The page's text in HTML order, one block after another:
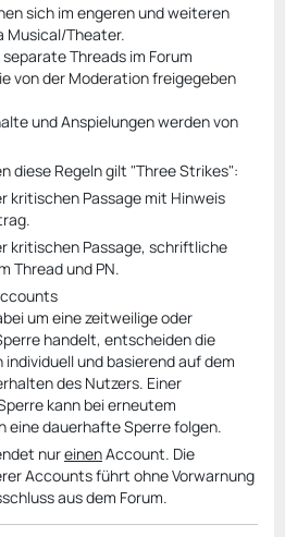
sich im engeren und weiteren
Musical/Theater.
Threads im Forum
von der Moderation freigegeben
und Anspielungen werden von
diese Regeln gilt "Three Strikes":
kritischen Passage mit Hinweis
kritischen Passage, schriftliche
Thread und PN.
um eine zeitweilige oder
handelt, entscheiden die
und basierend auf dem
des Nutzers. Einer
kann bei erneutem
eine dauerhafte Sperre folgen.
nureinenAccount. Die
Accounts führt ohne Vorwarnung
aus dem Forum.